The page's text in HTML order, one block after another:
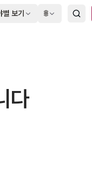
별 보기 🌐
다